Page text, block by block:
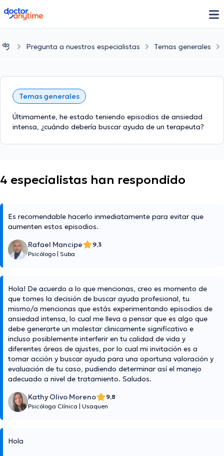
doctoranytime
Pregunta a nuestros especialistas Temas generales
Temas generales
Últimamente, he estado teniendo episodios de ansiedad
intensa, ¿cuándo debería buscar ayuda de un terapeuta?
4 especialistas han respondido
Es recomendable hacerlo inmediatamente para evitar que
aumenten estos episodios.
Rafael Mancipe
9,3
Psicólogo
Suba
Hola! De acuerdo a lo que mencionas, creo es momento de
que tomes la decisión de buscar ayuda profesional, tu
mismo/a mencionas que estás experimentando episodios de
ansiedad intensa, lo cual me lleva a pensar que es algo que
debe generarte un malestar clinicamente significativo e
incluso posiblemente interferir en tu calidad de vida y
diferentes áreas de ajustes, por lo cual mi invitación es a
tomar acción y buscar ayuda para una oportuna valoración y
evaluación de tu caso, pudiendo determinar así el manejo
adecuado a nivel de tratamiento. Saludos.
Kathy Olivo Moreno
9,8
Psicóloga Clínica
Usaquen
Hola